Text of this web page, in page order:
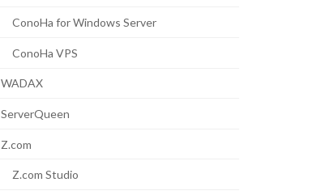
ConoHa for Windows Server
ConoHa VPS
WADAX
ServerQueen
Z.com
Z.com Studio